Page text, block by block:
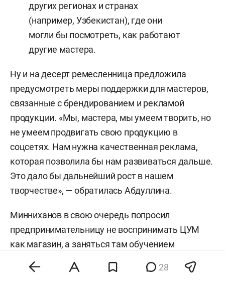
других регионах и странах
(например, Узбекистан), где они
могли бы посмотреть, как работают
другие мастера.
Ну и на десерт ремесленница предложила
предусмотреть меры поддержки для мастеров,
связанные с брендированием и рекламой
продукции. «Мы, мастера, мы умеем творить, но
не умеем продвигать свою продукцию в
соцсетях. Нам нужна качественная реклама,
которая позволила бы нам развиваться дальше.
Это дало бы дальнейший рост в нашем
творчестве», — обратилась Абдуллина.
Минниханов в свою очередь попросил
предпринимательницу не воспринимать ЦУМ
как магазин, а заняться там обучением
молодежи. «Вот посмотрите, в самом центре
столицы на три года мы дали вам льготы, чтобы
28